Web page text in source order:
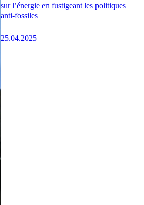
sur l’énergie en fustigeant les politiques
anti-fossiles
25.04.2025